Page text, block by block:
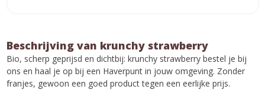
Beschrijving van krunchy strawberry
Bio, scherp geprijsd en dichtbij: krunchy strawberry bestel je bij
ons en haal je op bij een Haverpunt in jouw omgeving. Zonder
franjes, gewoon een goed product tegen een eerlijke prijs.